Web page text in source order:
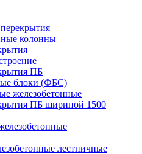
колонны
ПБ
блоки (ФБС)
железобетонные
ПБ шириной 1500
лестничные